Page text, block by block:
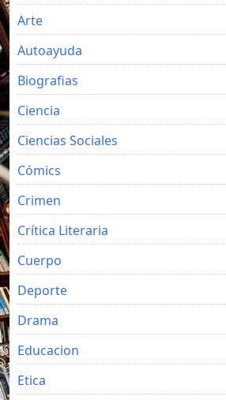
Arte
Autoayuda
Biografias
Ciencia
Ciencias Sociales
Cómics
Crimen
Crítica Literaria
Cuerpo
Deporte
Drama
Educacion
Etica